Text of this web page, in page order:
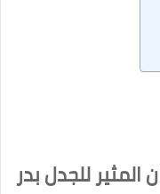
للجدل بدر